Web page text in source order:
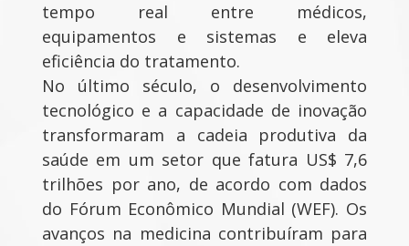
tempo real entre médicos,
equipamentos e sistemas e eleva
eficiência do tratamento.
No último século, o desenvolvimento
tecnológico e a capacidade de inovação
transformaram a cadeia produtiva da
saúde em um setor que fatura US$ 7,6
trilhões por ano, de acordo com dados
do Fórum Econômico Mundial (WEF). Os
avanços na medicina contribuíram para